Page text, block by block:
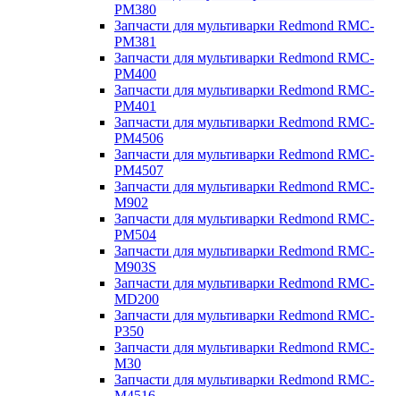
PM380
Запчасти для мультиварки Redmond RMC-
PM381
Запчасти для мультиварки Redmond RMC-
PM400
Запчасти для мультиварки Redmond RMC-
PM401
Запчасти для мультиварки Redmond RMC-
PM4506
Запчасти для мультиварки Redmond RMC-
PM4507
Запчасти для мультиварки Redmond RMC-
M902
Запчасти для мультиварки Redmond RMC-
PM504
Запчасти для мультиварки Redmond RMC-
M903S
Запчасти для мультиварки Redmond RMC-
MD200
Запчасти для мультиварки Redmond RMC-
P350
Запчасти для мультиварки Redmond RMC-
M30
Запчасти для мультиварки Redmond RMC-